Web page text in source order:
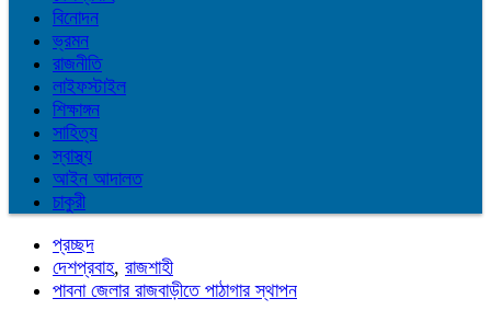
বিনোদন
ভ্রমন
রাজনীতি
লাইফস্টাইল
শিক্ষাঙ্গন
সাহিত্য
স্বাস্থ্য
আইন আদালত
চাকুরী
প্রচ্ছদ
দেশপ্রবাহ, রাজশাহী
পাবনা জেলার রাজবাড়ীতে পাঠাগার স্থাপন